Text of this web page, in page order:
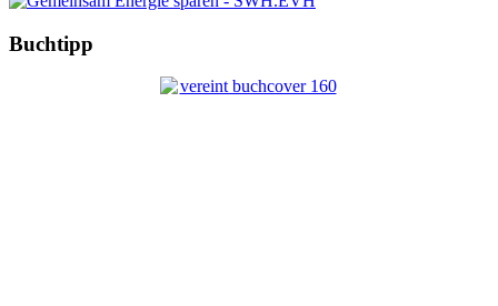
Buchtipp